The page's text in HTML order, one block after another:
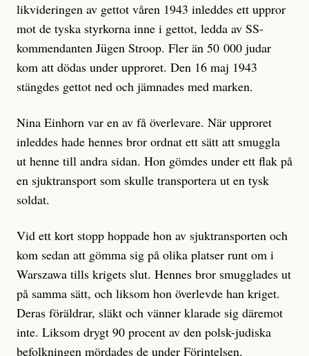
likvideringen av gettot våren 1943 inleddes ett uppror
mot de tyska styrkorna inne i gettot, ledda av SS-
kommendanten Jügen Stroop. Fler än 50 000 judar
kom att dödas under upproret. Den 16 maj 1943
stängdes gettot ned och jämnades med marken.
Nina Einhorn var en av få överlevare. När upproret
inleddes hade hennes bror ordnat ett sätt att smuggla
ut henne till andra sidan. Hon gömdes under ett flak på
en sjuktransport som skulle transportera ut en tysk
soldat.
Vid ett kort stopp hoppade hon av sjuktransporten och
kom sedan att gömma sig på olika platser runt om i
Warszawa tills krigets slut. Hennes bror smugglades ut
på samma sätt, och liksom hon överlevde han kriget.
Deras föräldrar, släkt och vänner klarade sig däremot
inte. Liksom drygt 90 procent av den polsk-judiska
befolkningen mördades de under Förintelsen.